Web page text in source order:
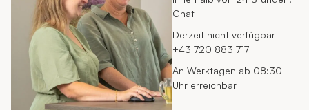
Chat
Derzeit nicht verfügbar
+43 720 883 717
An Werktagen ab 08:30
Uhr erreichbar